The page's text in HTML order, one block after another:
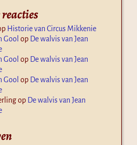
reacties
Historie van Circus Mikkenie
Gool op De walvis van Jean
Gool op De walvis van Jean
Gool op De walvis van Jean
op De walvis van Jean